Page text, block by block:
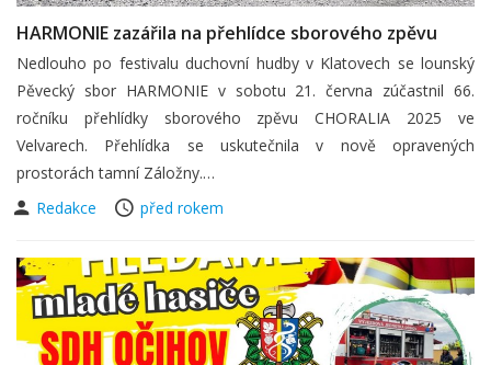
HARMONIE zazářila na přehlídce sborového zpěvu
Nedlouho po festivalu duchovní hudby v Klatovech se lounský
Pěvecký sbor HARMONIE v sobotu 21. června zúčastnil 66.
ročníku přehlídky sborového zpěvu CHORALIA 2025 ve
Velvarech. Přehlídka se uskutečnila v nově opravených
prostorách tamní Záložny.…
Redakce
před rokem